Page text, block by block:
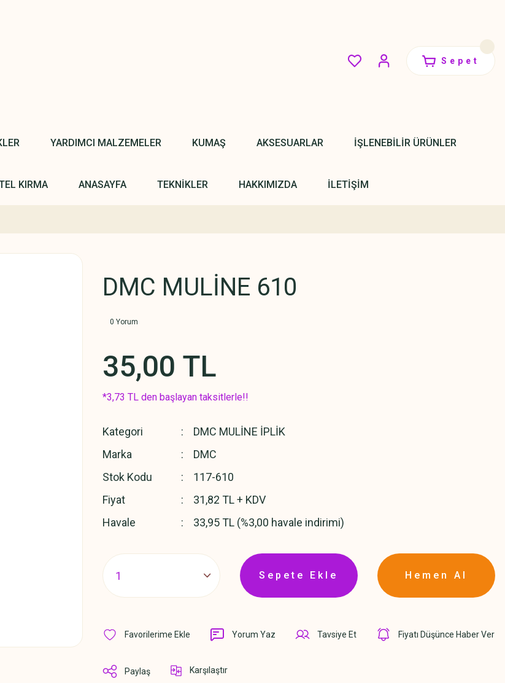
Sepet
YARDIMCI MALZEMELER KUMAŞ AKSESUARLAR İŞLENEBİLİR ÜRÜNLER
KIRMA ANASAYFA TEKNİKLER HAKKIMIZDA İLETİŞİM
DMC MULİNE 610
0 Yorum
35,00 TL
*3,73 TL den başlayan taksitlerle!!
Kategori
DMC MULİNE İPLİK
Marka
DMC
Stok Kodu
117-610
Fiyat
31,82 TL + KDV
Havale
33,95 TL (%3,00 havale indirimi)
Sepete Ekle Hemen Al
Yorum Yaz Tavsiye Et Fiyatı Düşünce Haber Ver
Paylaş Karşılaştır